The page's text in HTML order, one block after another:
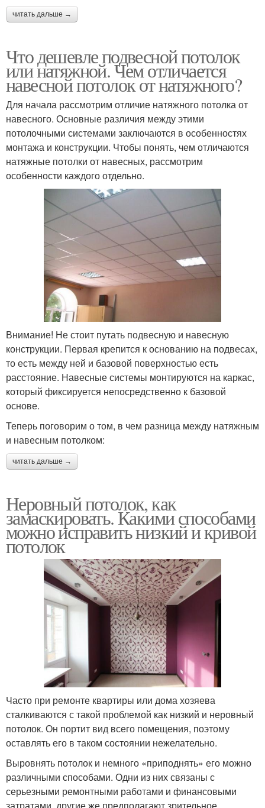
читать дальше →
Что дешевле подвесной потолок
или натяжной. Чем отличается
навесной потолок от натяжного?
Для начала рассмотрим отличие натяжного потолка от
навесного. Основные различия между этими
потолочными системами заключаются в особенностях
монтажа и конструкции. Чтобы понять, чем отличаются
натяжные потолки от навесных, рассмотрим
особенности каждого отдельно.
Внимание! Не стоит путать подвесную и навесную
конструкции. Первая крепится к основанию на подвесах,
то есть между ней и базовой поверхностью есть
расстояние. Навесные системы монтируются на каркас,
который фиксируется непосредственно к базовой
основе.
Теперь поговорим о том, в чем разница между натяжным
и навесным потолком:
читать дальше →
Неровный потолок, как
замаскировать. Какими способами
можно исправить низкий и кривой
потолок
Часто при ремонте квартиры или дома хозяева
сталкиваются с такой проблемой как низкий и неровный
потолок. Он портит вид всего помещения, поэтому
оставлять его в таком состоянии нежелательно.
Выровнять потолок и немного «приподнять» его можно
различными способами. Одни из них связаны с
серьезными ремонтными работами и финансовыми